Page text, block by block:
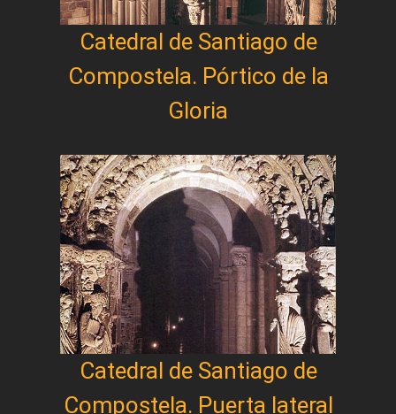
Catedral de Santiago de
Compostela. Pórtico de la
Gloria
Catedral de Santiago de
Compostela. Puerta lateral